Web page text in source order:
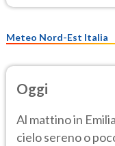
Meteo Nord-Est Italia
Oggi
Al mattino in
cielo sereno o